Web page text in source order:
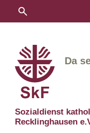
Sozialdienst
Recklinghausen
Da